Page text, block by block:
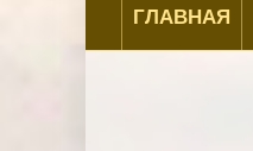
ГЛАВНАЯ